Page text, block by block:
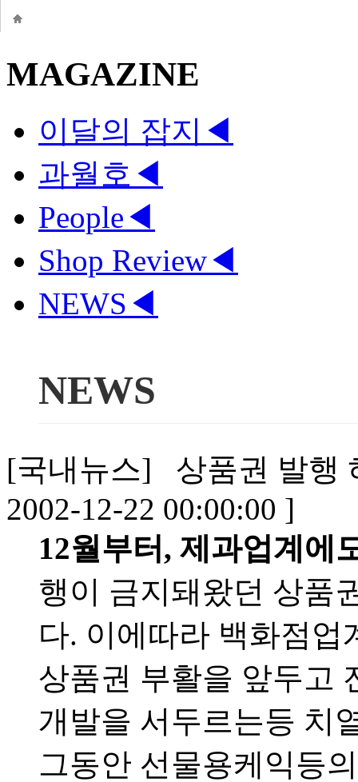
MAGAZINE
이달의 잡지 ◀
과월호 ◀
People◀
Shop Review◀
NEWS ◀
NEWS
[국내뉴스] 상품권 발행
2002-12-22 00:00:00 ]
12월부터, 제과업계에
행이 금지돼왔던 상품
다. 이에따라 백화점
상품권 부활을 앞두고
개발을 서두르는등 치
그동안 선물용케익등